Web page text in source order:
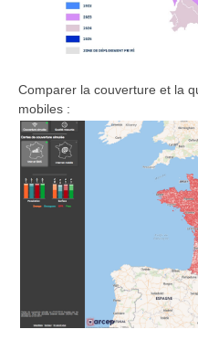
Comparer la couverture et la
mobiles :